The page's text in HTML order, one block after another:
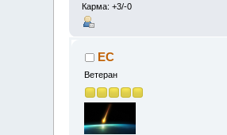
Карма: +3/-0
EC
Ветеран